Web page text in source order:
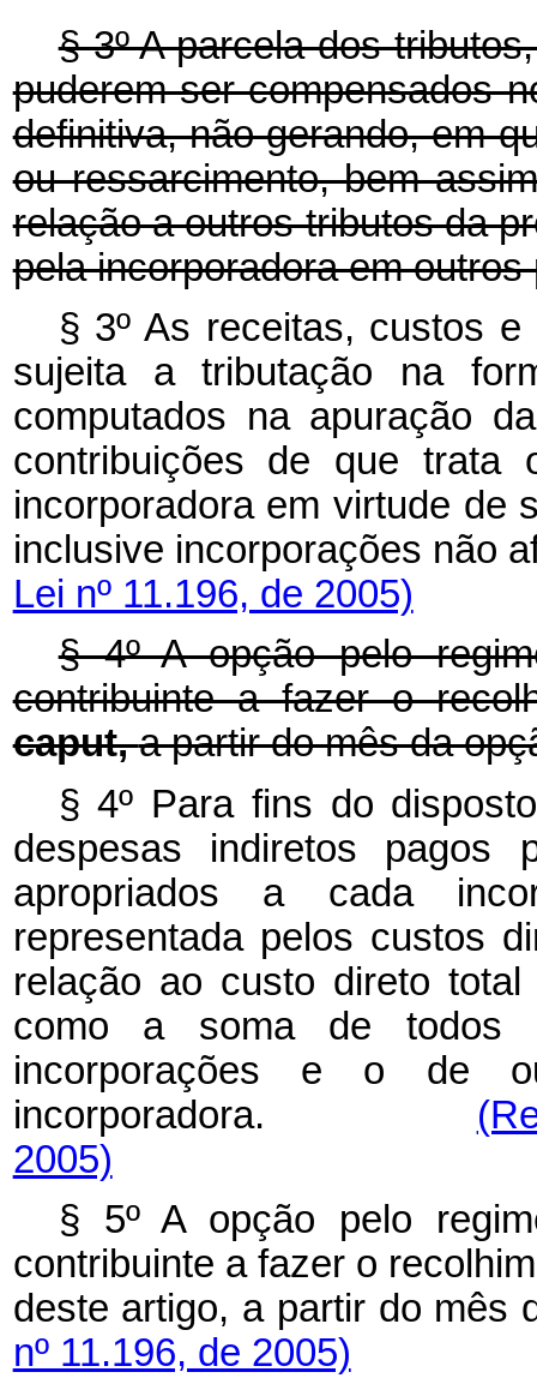
§ 3º A parcela dos
puderem ser compensados
definitiva, não gerando, em
ou ressarcimento, bem
relação a outros tributos da
pela incorporadora em
§ 3º As receitas, custos
sujeita a tributação na
computados na apuração
contribuições de que trata
incorporadora em virtude de
inclusive incorporações
Lei nº 11.196, de 2005)
§ 4º A opção pelo
contribuinte a fazer o
caput,a partir do mês da
§ 4º Para fins do
despesas indiretos pagos
apropriados a cada
representada pelos custos
relação ao custo direto
como a soma de todos
incorporações e o de
incorporadora.
2005)
§ 5º A opção pelo
contribuinte a fazer o
deste artigo, a partir
nº 11.196, de 2005)